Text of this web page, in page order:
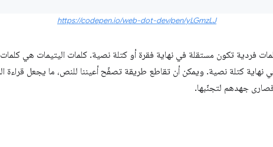
https://codepen.io/web-dot-dev/pen/yLGmzLJ
فردية تكون مستقلة في نهاية فقرة أو كتلة نصية. كلمات اليتيمات هي
نهاية كتلة نصية. ويمكن أن تقاطع طريقة تصفّح أعيننا للنص، ما يجعل قراءة
جهدهم لتجنّبها.